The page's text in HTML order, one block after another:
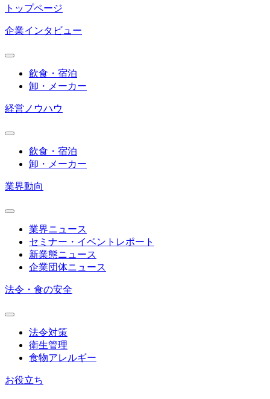
トップページ
企業インタビュー
飲食・宿泊
卸・メーカー
経営ノウハウ
飲食・宿泊
卸・メーカー
業界動向
業界ニュース
セミナー・イベントレポート
新業態ニュース
企業団体ニュース
法令・食の安全
法令対策
衛生管理
食物アレルギー
お役立ち